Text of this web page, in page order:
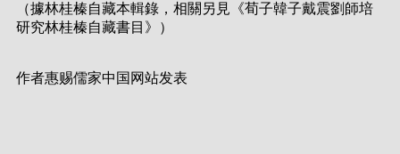
（據林桂榛自藏本輯錄，相關另見《荀子韓子戴震劉師培
研究林桂榛自藏書目》）
作者惠赐儒家中国网站发表